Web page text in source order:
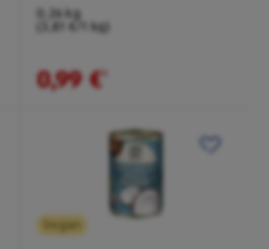
0,26 kg
(3,81 €/1 kg)
0,99 €¹
Vegan